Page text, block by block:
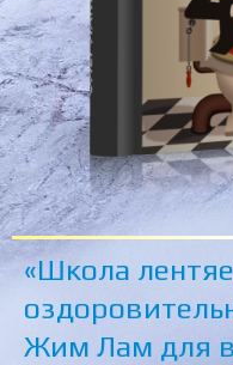
«Школа
Жим Лам для